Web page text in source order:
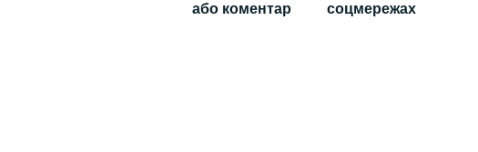
або коментар
соцмережах